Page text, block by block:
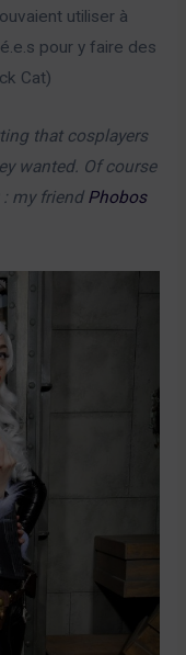
utiliser à
pour y faire des
Cat)
that cosplayers
wanted. Of course
: my friend Phobos